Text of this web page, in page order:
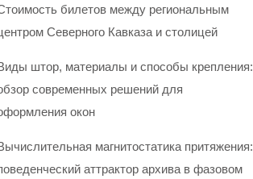
билетов между региональным
Северного Кавказа и столицей
штор, материалы и способы крепления:
современных решений для
окон
магнитостатика притяжения:
аттрактор архива в фазовом